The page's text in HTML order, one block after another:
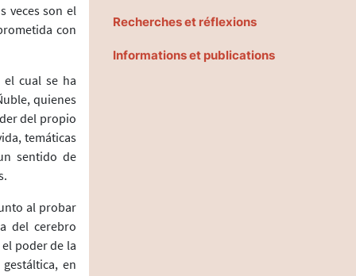
veces son el
con
cual se ha
quienes
del propio
temáticas
sentido de
al probar
del cerebro
poder de la
en
Recherches et réflexions
Informations et publications